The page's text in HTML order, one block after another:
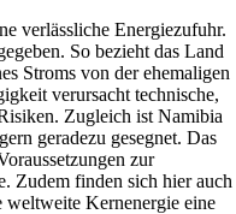
verlässliche Energiezufuhr.
So bezieht das Land
Stroms von der ehemaligen
verursacht technische,
Zugleich ist Namibia
geradezu gesegnet. Das
zur
Zudem finden sich hier auch
Kernenergie eine